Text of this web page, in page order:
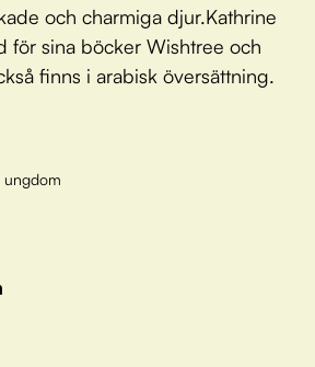
och charmiga djur.Kathrine
för sina böcker Wishtree och
finns i arabisk översättning.
ungdom